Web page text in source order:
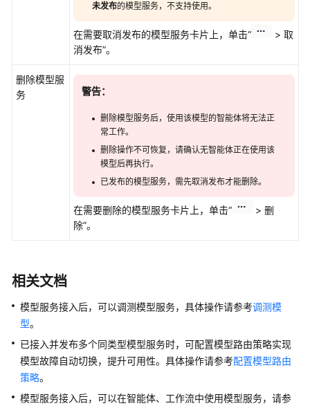
未发布的模型服务，不支持使用。
在需要取消发布的模型服务卡片上，单击“
> 取
消发布”。
删除模型服
务
警告：
删除模型服务后，使用该模型的智能体将无法正
常工作。
删除操作不可恢复，请确认无智能体正在使用该
模型后再执行。
已发布的模型服务，需先取消发布才能删除。
在需要删除的模型服务卡片上，单击“
> 删
除”。
相关文档
模型服务接入后，可以调测模型服务，具体操作请参考调测模
型。
已接入并发布多个同类型模型服务时，可配置模型路由策略实现
模型故障自动切换，提升可用性。具体操作请参考配置模型路由
策略。
模型服务接入后，可以在智能体、工作流中使用模型服务，请参